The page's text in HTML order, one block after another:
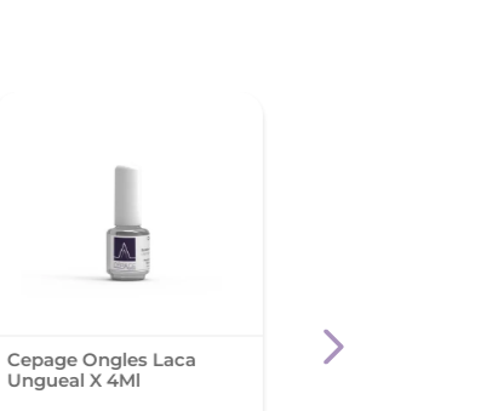
Cepage Ongles Laca
Ungueal X 4Ml
Cutex Quitaesmalte